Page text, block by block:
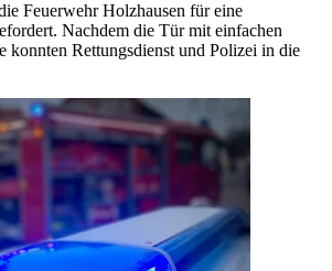
Feuerwehr Holzhausen für eine
Nachdem die Tür mit einfachen
konnten Rettungsdienst und Polizei in die